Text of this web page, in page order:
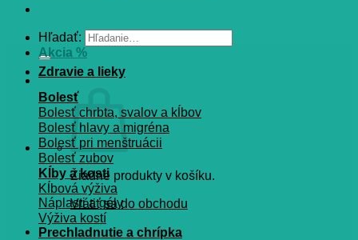
Hľadať:
Žiadne produkty v košíku.
Vrátiť sa do obchodu
Košík
Akcia %
Zdravie a lieky
Bolesť
Bolesť chrbta, svalov a kĺbov
Bolesť hlavy a migréna
Bolesť pri menštruácii
Bolesť zubov
Kĺby a kosti
Kĺbová výživa
Náplasti a gély
Výživa kostí
Prechladnutie a chrípka